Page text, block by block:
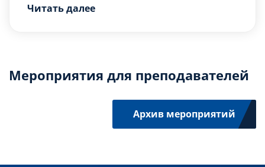
были подведены итоги профминимума
будущих и начинающих инженеров состоит
Читать далее
Мероприятия для преподавателей
Архив мероприятий